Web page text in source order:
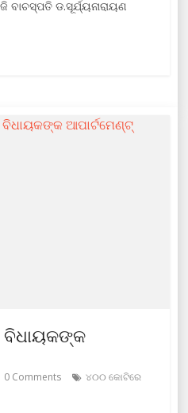
ଡ.ସୂର୍ଯ୍ୟନାରାୟଣ
0 Comments
୪୦୦ କୋଟିରେ